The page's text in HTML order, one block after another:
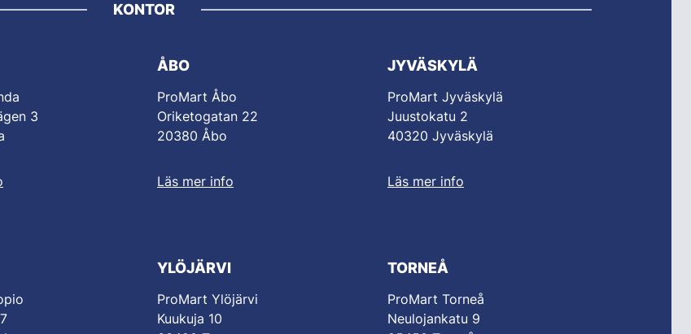
KONTOR
3
ÅBO
ProMart Åbo
Oriketogatan 22
20380 Åbo
Läs mer info
JYVÄSKYLÄ
ProMart Jyväskylä
Juustokatu 2
40320 Jyväskylä
Läs mer info
YLÖJÄRVI
ProMart Ylöjärvi
Kuukuja 10
TORNEÅ
ProMart Torneå
Neulojankatu 9